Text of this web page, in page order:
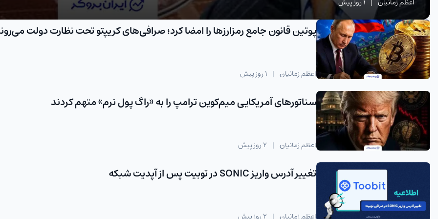
پوتین قانون جامع رمزارزها را امضا کرد؛ صرافی‌های کریپتو تحت نظارت دولت
اعظم زمانیان | 1 روز پیش
سناتورهای آمریکایی میم‌کوین ترامپ را به «راگ‌ پول نرم» متهم کردند
اعظم زمانیان | 2 روز پیش
تغییر آدرس واریز SONIC در توبیت پس از آپدیت شبکه
اعظم زمانیان | 2 روز پیش